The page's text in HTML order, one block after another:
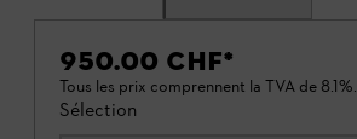
950.00 CHF*
Tous les prix comprennent la TVA de 8.1%.
Sélection